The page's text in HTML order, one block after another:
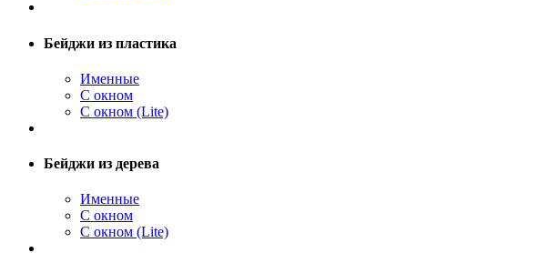
Бейджи из пластика
Именные
С окном
С окном (Lite)
Бейджи из дерева
Именные
С окном
С окном (Lite)